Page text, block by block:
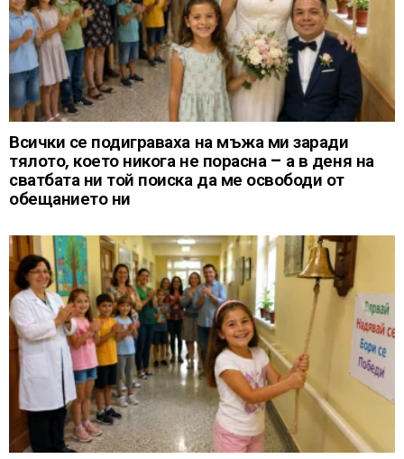
Всички се подиграваха на мъжа ми заради
тялото, което никога не порасна – а в деня на
сватбата ни той поиска да ме освободи от
обещанието ни